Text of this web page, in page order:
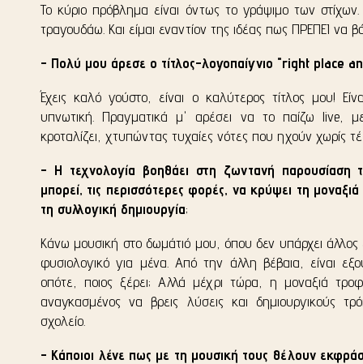
Το κύριο πρόβλημα είναι όντως το γράψιμο των
τραγουδάω. Και είμαι εναντίον της ιδέας πως ΠΡΕΠΕΙ να
- Πολύ μου άρεσε ο τίτλος-λογοπαίγνιο "right place
Έχεις καλό γούστο, είναι ο καλύτερος τίτλος μου!
υπνωτική. Πραγματικά μ' αρέσει να το παίζω live,
κροταλίζει, χτυπώντας τυχαίες νότες που ηχούν χωρίς
- Η τεχνολογία βοηθάει στη ζωντανή παρουσίαση
μπορεί, τις περισσότερες φορές, να κρύψει τη
τη συλλογική δημιουργία;
Κάνω μουσική στο δωμάτιό μου, όπου δεν υπάρχει άλλος
φυσιολογικό για μένα. Από την άλλη βέβαια, είναι
οπότε, ποιος ξέρει; Αλλά μέχρι τώρα, η μοναξιά
αναγκασμένος να βρεις λύσεις και δημιουργικούς
σχολείο.
- Κάποιοι λένε πως με τη μουσική τους θέλουν